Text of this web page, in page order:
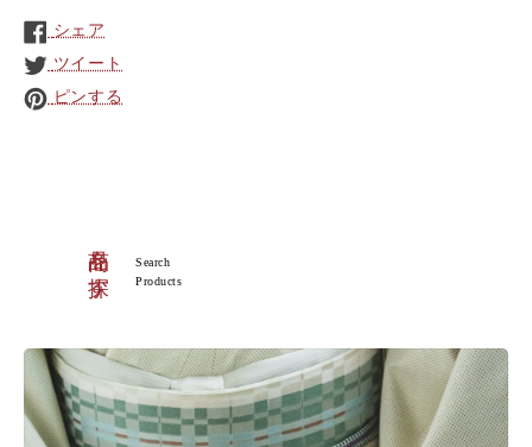
シェア
ツイート
ピンする
商品を探す
Search
Products